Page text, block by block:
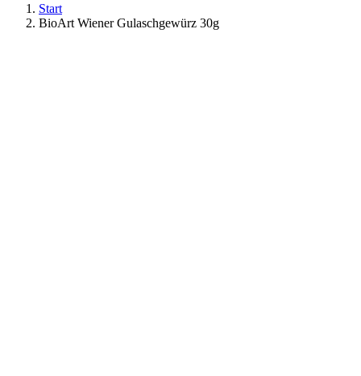
Start
BioArt Wiener Gulaschgewürz 30g